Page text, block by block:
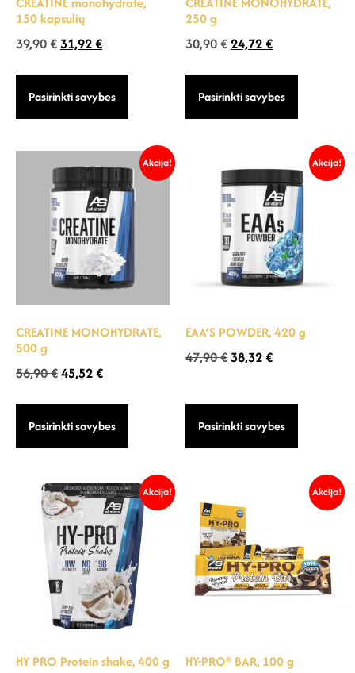
150 kapsulių
39,90€31,92€
Pasirinkti savybes
250 g
30,90€ 24,72€
Pasirinkti savybes
Akcija!
CREATINE MONOHYDRATE,
500 g
56,90€45,52€
Pasirinkti savybes
Akcija!
EAA’S POWDER, 420 g
47,90€38,32€
Pasirinkti savybes
Akcija!
HY PRO Protein shake, 400 g
Akcija!
HY-PRO® BAR, 100 g